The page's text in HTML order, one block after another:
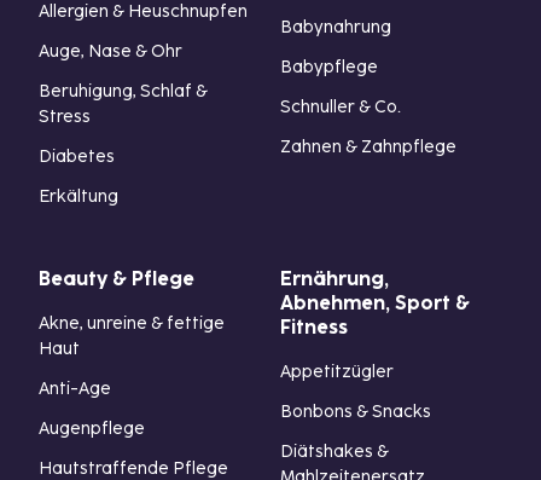
Allergien & Heuschnupfen
Auge, Nase & Ohr
Beruhigung, Schlaf &
Stress
Diabetes
Erkältung
Babynahrung
Babypflege
Schnuller & Co.
Zahnen & Zahnpflege
Beauty & Pflege
Akne, unreine & fettige
Haut
Anti-Age
Augenpflege
Hautstraffende Pflege
Ernährung,
Abnehmen, Sport &
Fitness
Appetitzügler
Bonbons & Snacks
Diätshakes &